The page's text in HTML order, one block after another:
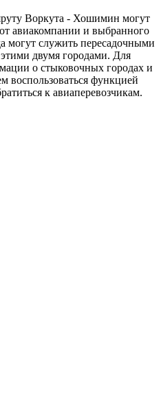
Воркута - Хошимин могут
авиакомпании и выбранного
могут служить пересадочными
двумя городами. Для
о стыковочных городах и
воспользоваться функцией
к авиаперевозчикам.